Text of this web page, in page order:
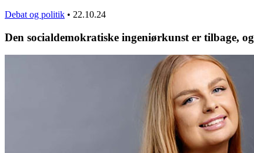
Debat og politik • 22.10.24
Den socialdemokratiske ingeniørkunst er tilbage,